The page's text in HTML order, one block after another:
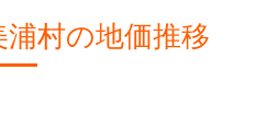
村の地価推移